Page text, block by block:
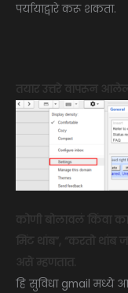
पर्यायाद्वारे करू शकता.
तयार उत्तरे वापरून
कोणी बोलावलं किंवा
मिंट थांब”, “करतो
असे म्हणतात.
हि सुविधा gmail मध्ये